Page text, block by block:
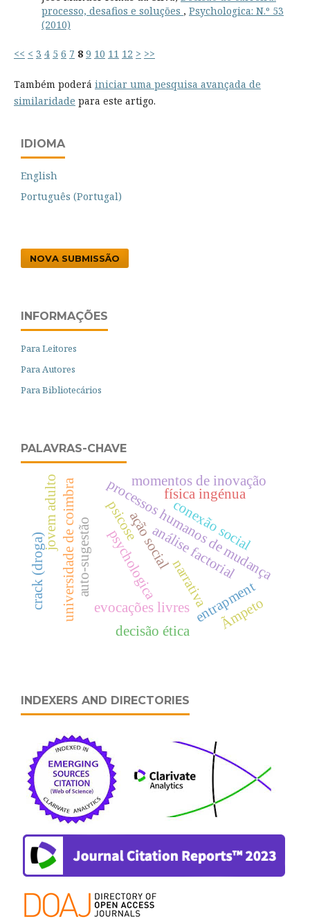
processo, desafios e soluções , Psychologica: N.º 53
(2010)
<< < 3 4 5 6 7 8 9 10 11 12 > >>
Também poderá iniciar uma pesquisa avançada de
similaridade para este artigo.
IDIOMA
English
Português (Portugal)
NOVA SUBMISSÃO
INFORMAÇÕES
Para Leitores
Para Autores
Para Bibliotecários
PALAVRAS-CHAVE
auto-sugestão ação social
universidade de coimbra psychologicaanálise factorial
narrativa
processos humanos de mudança
momentos de inovação
entrapment
evocações livres
jovem adulto
crack (droga)
conexão social
psicose
física ingénua
Ãmpeto
decisão ética
INDEXERS AND DIRECTORIES